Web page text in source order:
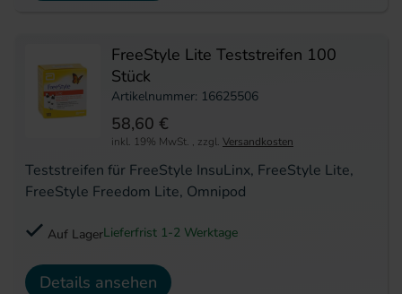
FreeStyle Lite Teststreifen 100
Stück
Artikelnummer: 16625506
Teststreifen für FreeStyle InsuLinx, FreeStyle Lite,
FreeStyle Freedom Lite, Omnipod
58,60 €
inkl. 19% MwSt. , zzgl. Versandkosten
Auf LagerLieferfrist 1-2 Werktage
Details ansehen